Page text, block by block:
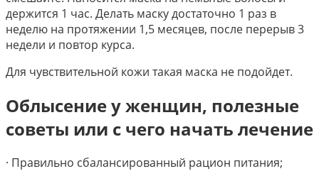
держится 1 час. Делать маску достаточно 1 раз в
неделю на протяжении 1,5 месяцев, после перерыв 3
недели и повтор курса.
Для чувствительной кожи такая маска не подойдет.
Облысение у женщин, полезные
советы или с чего начать лечение
· Правильно сбалансированный рацион питания;